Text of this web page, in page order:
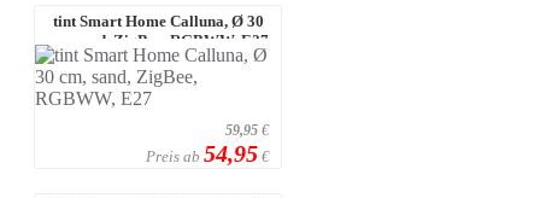
tint Smart Home Calluna, Ø 30
cm, sand, ZigBee, RGBWW, E27
59,95 €
Preis ab 54,95 €